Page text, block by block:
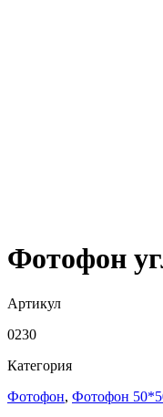
Фотофон
Артикул
0230
Категория
Фотофон, Фотофон